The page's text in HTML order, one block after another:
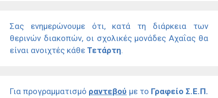
Σας ενημερώνουμε ότι, κατά τη διάρκεια των
θερινών διακοπών, οι σχολικές μονάδες Αχαΐας θα
είναι ανοιχτές κάθε Τετάρτη.
Για προγραμματισμό ραντεβού με το Γραφείο Σ.Ε.Π.